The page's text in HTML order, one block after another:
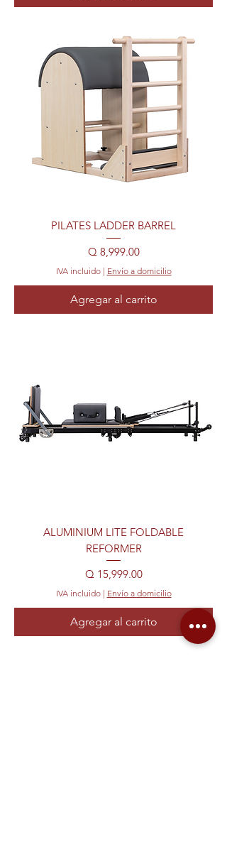
PILATES LADDER BARREL
Precio
Q 8,999.00
IVA incluido| Envío a domicilio
Agregar al carrito
ALUMINIUM LITE FOLDABLE
REFORMER
Precio
Q 15,999.00
IVA incluido| Envío a domicilio
Agregar al carrito